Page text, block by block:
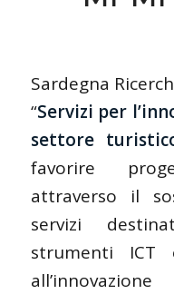
Sardegna
“Servizi per
settore
favorire
attraverso il
servizi
strumenti